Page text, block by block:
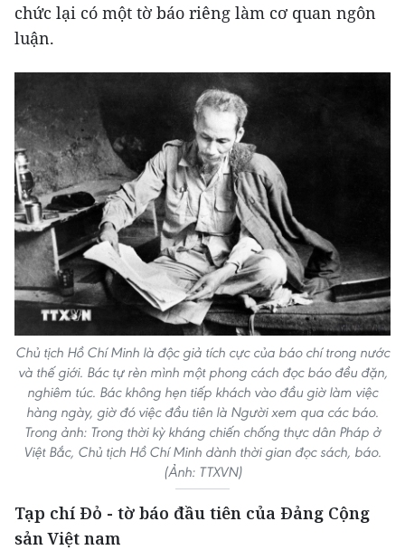
chức lại có một tờ báo riêng làm cơ quan ngôn
luận.
Chủ tịch Hồ Chí Minh là độc giả tích cực của báo chí trong nước
và thế giới. Bác tự rèn mình một phong cách đọc báo đều đặn,
nghiêm túc. Bác không hẹn tiếp khách vào đầu giờ làm việc
hàng ngày, giờ đó việc đầu tiên là Người xem qua các báo.
Trong ảnh: Trong thời kỳ kháng chiến chống thực dân Pháp ở
Việt Bắc, Chủ tịch Hồ Chí Minh dành thời gian đọc sách, báo.
(Ảnh: TTXVN)
Tạp chí Đỏ - tờ báo đầu tiên của Đảng Cộng
sản Việt nam